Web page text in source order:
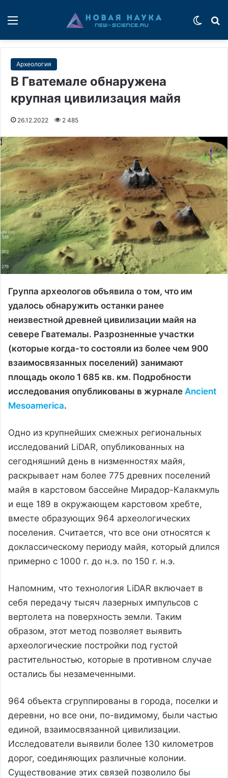
Археология
В Гватемале обнаружена
крупная цивилизация майя
26.12.2022 2 485
Группа археологов объявила о том, что им
удалось обнаружить останки ранее
неизвестной древней цивилизации майя на
севере Гватемалы. Разрозненные участки
(которые когда-то состояли из более чем 900
взаимосвязанных поселений) занимают
площадь около 1 685 кв. км. Подробности
исследования опубликованы в журнале Ancient
Mesoamerica.
Одно из крупнейших смежных региональных
исследований LiDAR, опубликованных на
сегодняшний день в низменностях майя,
раскрывает нам более 775 древних поселений
майя в карстовом бассейне Мирадор-Калакмуль
и еще 189 в окружающем карстовом хребте,
вместе образующих 964 археологических
поселения. Считается, что все они относятся к
доклассическому периоду майя, который длился
примерно с 1000 г. до н.э. по 150 г. н.э.
Напомним, что технология LiDAR включает в
себя передачу тысяч лазерных импульсов с
вертолета на поверхность земли. Таким
образом, этот метод позволяет выявить
археологические постройки под густой
растительностью, которые в противном случае
остались бы незамеченными.
964 объекта сгруппированы в города, поселки и
деревни, но все они, по-видимому, были частью
единой, взаимосвязанной цивилизации.
Исследователи выявили более 130 километров
дорог, соединяющих различные колонии.
Существование этих связей позволило бы